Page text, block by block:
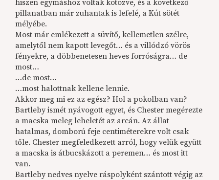
hiszen egymáshoz voltak kötözve, és a következő
pillanatban már zuhantak is lefelé, a Kút sötét
mélyébe.
Most már emlékezett a süvítő, kellemetlen szélre,
amelytől nem kapott levegőt… és a villódzó vörös
fényekre, a döbbenetesen heves forróságra… de
most…
…de most…
…most halottnak kellene lennie.
Akkor meg mi ez az egész? Hol a pokolban van?
Bartleby ismét nyávogott egyet, és Chester megérezte
a macska meleg leheletét az arcán. Az állat
hatalmas, domború feje centiméterekre volt csak
tőle. Chester megfeledkezett arról, hogy velük együtt
a macska is átbucskázott a peremen… és most itt
van.
Bartleby nedves nyelve ráspolyként szántott végig az